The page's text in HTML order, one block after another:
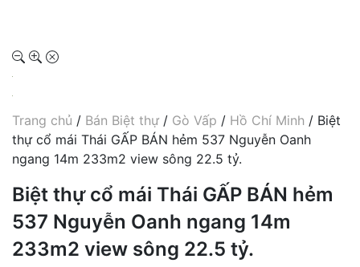
Trang chủ / Bán Biệt thự / Gò Vấp / Hồ Chí Minh / Biệt
thự cổ mái Thái GẤP BÁN hẻm 537 Nguyễn Oanh
ngang 14m 233m2 view sông 22.5 tỷ.
Biệt thự cổ mái Thái GẤP BÁN hẻm
537 Nguyễn Oanh ngang 14m
233m2 view sông 22.5 tỷ.